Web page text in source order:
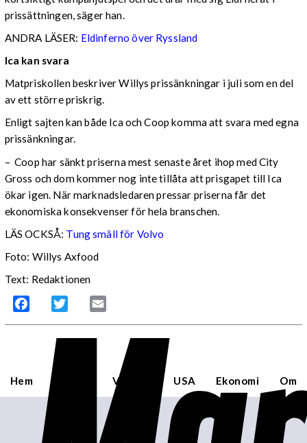
prissättningen, säger han.
ANDRA LÄSER: Eldinferno över Ryssland
Ica kan svara
Matpriskollen beskriver Willys prissänkningar i juli som en del
av ett större priskrig.
Enligt sajten kan både Ica och Coop komma att svara med egna
prissänkningar.
– Coop har sänkt priserna mest senaste året ihop med City
Gross och dom kommer nog inte tillåta att prisgapet till Ica
ökar igen. När marknadsledaren pressar priserna får det
ekonomiska konsekvenser för hela branschen.
LÄS OCKSÅ: Tung smäll för Volvo
Foto: Willys Axfood
Text: Redaktionen
Facebook Twitter
Hem Världen USA Ekonomi Om